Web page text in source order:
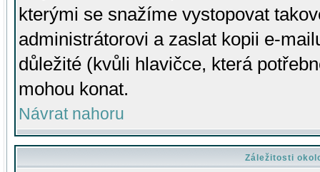
kterými se snažíme vystopovat
administrátorovi a zaslat kopii e-
důležité (kvůli hlavičce, která
mohou konat.
Návrat nahoru
Záležitosti